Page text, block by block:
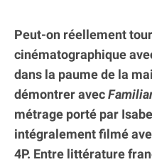
Peut-on réellement
cinématographique
dans la paume de la
démontrer avec
métrage porté par
intégralement filmé
4P. Entre littérature